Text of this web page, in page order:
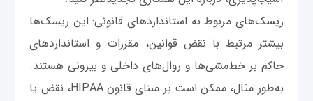
ریسک‌های مربوط به استانداردهای قانونی: این ریسک‌ها
بیشتر مرتبط با نقض قوانین، مقررات و استانداردهای
حاکم بر خط‌مشی‌ها و روال‌های داخلی و بیرونی هستند.
به‌طور مثال، ممکن است بر مبنای قانون HIPAA، نقض یا